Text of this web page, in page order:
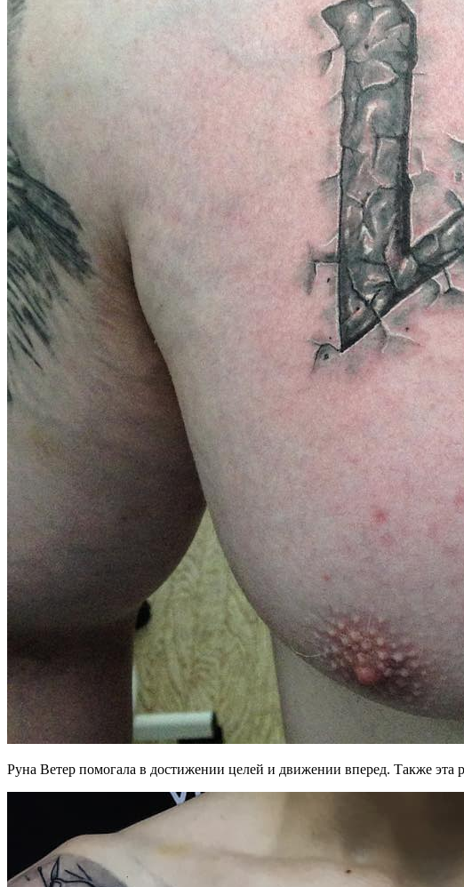
Руна Ветер помогала в достижении целей и движении вперед. Также эта